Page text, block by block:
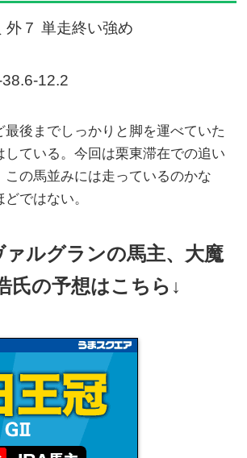
外７ 単走終い強め
12.2
最後までしっかりと脚を運べていた
している。今回は栗東滞在での追い
この馬並みには走っているのかな
ではない。
ァルグランの馬主、大魔
氏の予想はこちら↓